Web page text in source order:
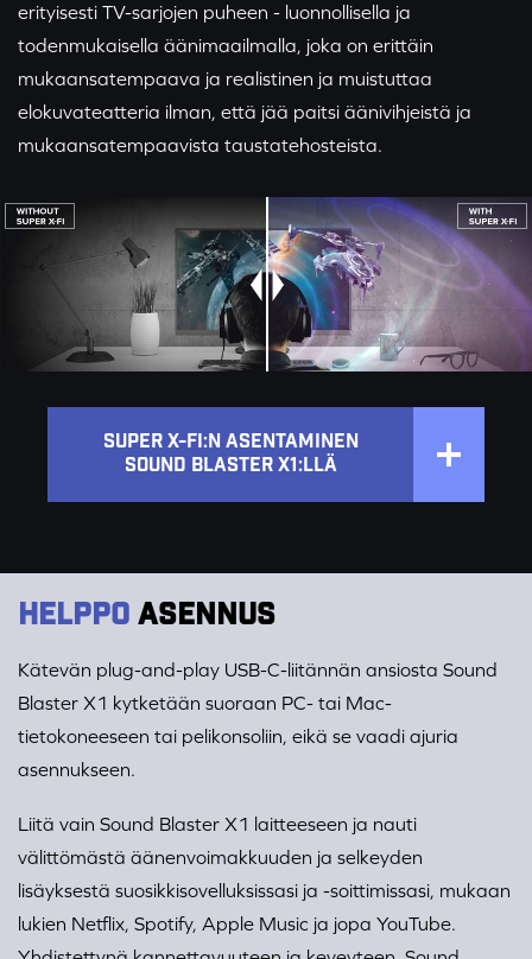
erityisesti TV-sarjojen puheen - luonnollisella ja
todenmukaisella äänimaailmalla, joka on erittäin
mukaansatempaava ja realistinen ja muistuttaa
elokuvateatteria ilman, että jää paitsi äänivihjeistä ja
mukaansatempaavista taustatehosteista.
SUPER X-FI:N ASENTAMINEN
SOUND BLASTER X1:LLÄ
HELPPO ASENNUS
Kätevän plug-and-play USB-C-liitännän ansiosta Sound
Blaster X1 kytketään suoraan PC- tai Mac-
tietokoneeseen tai pelikonsoliin, eikä se vaadi ajuria
asennukseen.
Liitä vain Sound Blaster X1 laitteeseen ja nauti
välittömästä äänenvoimakkuuden ja selkeyden
lisäyksestä suosikkisovelluksissasi ja -soittimissasi, mukaan
lukien Netflix, Spotify, Apple Music ja jopa YouTube.